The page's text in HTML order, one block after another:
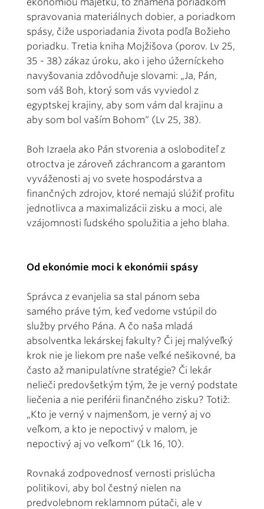
spravovania materiálnych dobier, a poriadkom
spásy, čiže usporiadania života podľa Božieho
poriadku. Tretia kniha Mojžišova (porov. Lv 25,
35 - 38) zákaz úroku, ako i jeho úžerníckeho
navyšovania zdôvodňuje slovami: „Ja, Pán,
som váš Boh, ktorý som vás vyviedol z
egyptskej krajiny, aby som vám dal krajinu a
aby som bol vaším Bohom“ (Lv 25, 38).
Boh Izraela ako Pán stvorenia a osloboditeľ z
otroctva je zároveň záchrancom a garantom
vyváženosti aj vo svete hospodárstva a
finančných zdrojov, ktoré nemajú slúžiť profitu
jednotlivca a maximalizácii zisku a moci, ale
vzájomnosti ľudského spolužitia a jeho blaha.
Od ekonómie moci k ekonómii spásy
Správca z evanjelia sa stal pánom seba
samého práve tým, keď vedome vstúpil do
služby prvého Pána. A čo naša mladá
absolventka lekárskej fakulty? Či jej malýveľký
krok nie je liekom pre naše veľké nešikovné, ba
často až manipulatívne stratégie? Či lekár
nelieči predovšetkým tým, že je verný podstate
liečenia a nie periférii finančného zisku? Totiž:
„Kto je verný v najmenšom, je verný aj vo
veľkom, a kto je nepoctivý v malom, je
nepoctivý aj vo veľkom“ (Lk 16, 10).
Rovnaká zodpovednosť vernosti prislúcha
politikovi, aby bol čestný nielen na
predvolebnom reklamnom pútači, ale v